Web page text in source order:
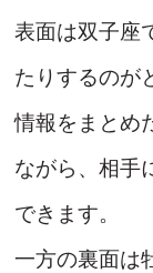
表面は双子座
たりするのが
情報をまとめ
ながら、相手
できます。
一方の裏面は